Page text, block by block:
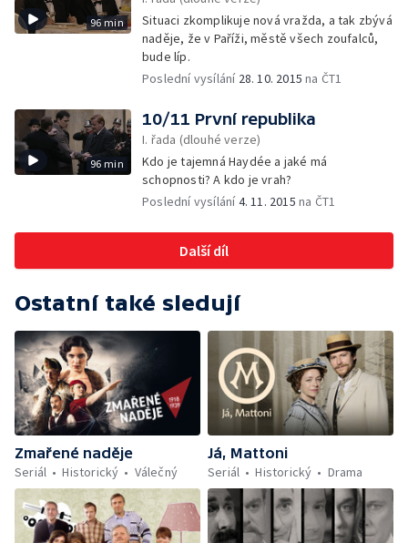
96 min
Situaci zkomplikuje nová vražda, a tak zbývá
naděje, že v Paříži, městě všech zoufalců,
bude líp.
Poslední vysílání 28. 10. 2015 na ČT1
96 min
10/11 První republika
I. řada (dlouhé verze)
Kdo je tajemná Haydée a jaké má
schopnosti? A kdo je vrah?
Poslední vysílání4. 11. 2015 na ČT1
Další díl
Ostatní také sledují
Zmařené naděje
Seriál
Historický Válečný
Já, Mattoni
Seriál
Historický Drama